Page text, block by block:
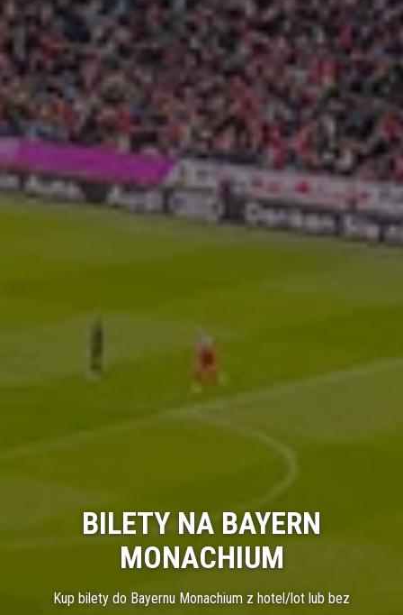
BILETY NA BAYERN
MONACHIUM
Kup bilety do Bayernu Monachium z hotel/lot lub bez